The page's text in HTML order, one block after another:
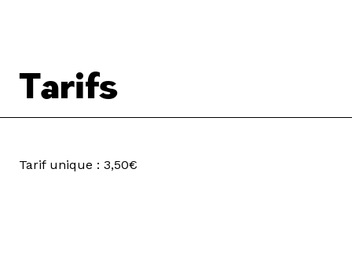
Tarifs
Tarif unique : 3,50€